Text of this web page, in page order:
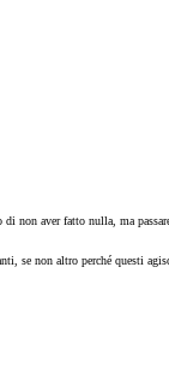
aver fatto nulla, ma
se non altro perché questi